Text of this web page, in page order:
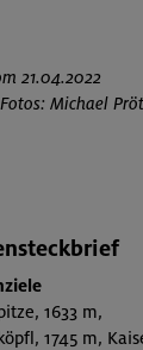
21.04.2022
Michael
1633 m,
1745 m,